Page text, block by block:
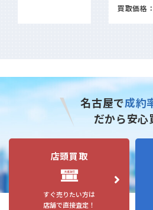
名古屋で成約
だから安心
店頭買取
すぐ売りたい方は
店舗で直接査定！